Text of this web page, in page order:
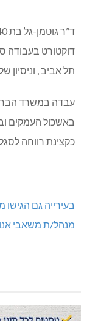
עבדה במשרד
באשכול העמקים
בעירייה גם הגישו